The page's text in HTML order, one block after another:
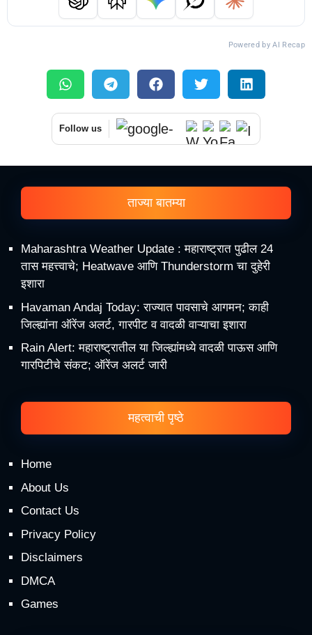
Powered by AI Recap
Follow us
ताज्या बातम्या
Maharashtra Weather Update : महाराष्ट्रात पुढील 24
तास महत्त्वाचे; Heatwave आणि Thunderstorm चा दुहेरी
इशारा
Havaman Andaj Today: राज्यात पावसाचे आगमन; काही
जिल्ह्यांना ऑरेंज अलर्ट, गारपीट व वादळी वाऱ्याचा इशारा
Rain Alert: महाराष्ट्रातील या जिल्ह्यांमध्ये वादळी पाऊस आणि
गारपिटीचे संकट; ऑरेंज अलर्ट जारी
महत्वाची पृष्ठे
Home
About Us
Contact Us
Privacy Policy
Disclaimers
DMCA
Games